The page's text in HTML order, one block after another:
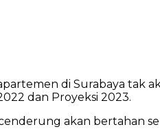
di Surabaya tak
dan Proyeksi 2023.
akan bertahan